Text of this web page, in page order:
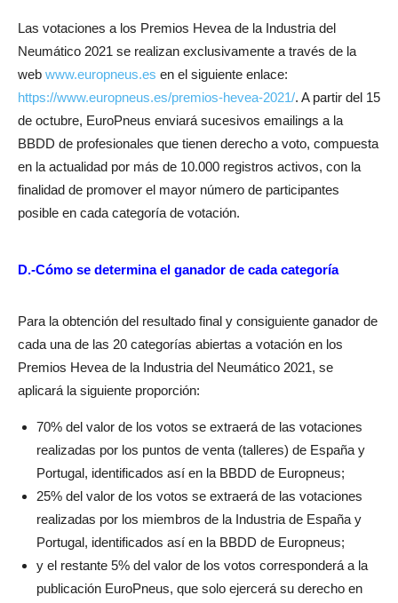
Las votaciones a los Premios Hevea de la Industria del
Neumático 2021 se realizan exclusivamente a través de la
web www.europneus.es en el siguiente enlace:
https://www.europneus.es/premios-hevea-2021/. A partir del 15
de octubre, EuroPneus enviará sucesivos emailings a la
BBDD de profesionales que tienen derecho a voto, compuesta
en la actualidad por más de 10.000 registros activos, con la
finalidad de promover el mayor número de participantes
posible en cada categoría de votación.
D.-Cómo se determina el ganador de cada categoría
Para la obtención del resultado final y consiguiente ganador de
cada una de las 20 categorías abiertas a votación en los
Premios Hevea de la Industria del Neumático 2021, se
aplicará la siguiente proporción:
70% del valor de los votos se extraerá de las votaciones
realizadas por los puntos de venta (talleres) de España y
Portugal, identificados así en la BBDD de Europneus;
25% del valor de los votos se extraerá de las votaciones
realizadas por los miembros de la Industria de España y
Portugal, identificados así en la BBDD de Europneus;
y el restante 5% del valor de los votos corresponderá a la
publicación EuroPneus, que solo ejercerá su derecho en